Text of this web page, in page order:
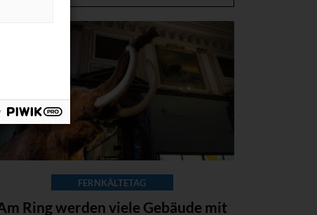
FERNKÄLTETAG
Ring werden viele Gebäude mit